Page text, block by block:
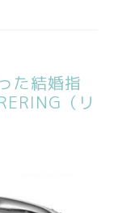
た結婚指
（リ